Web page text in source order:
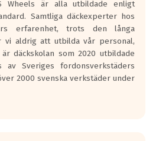
ut för
där däcken
där det ligger
på
Wheels är alla utbildade enligt
Samtliga däckexperter hos
erfarenhet, trots den långa
vi aldrig att utbilda vår personal,
däckskolan som 2020 utbildade
av Sveriges fordonsverkstäders
2000 svenska verkstäder under